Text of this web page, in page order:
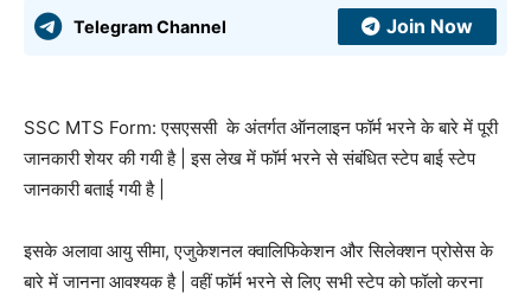
Telegram Channel Join Now
SSC MTS Form: एसएससी के अंतर्गत ऑनलाइन फॉर्म भरने के बारे में पूरी
जानकारी शेयर की गयी है | इस लेख में फॉर्म भरने से संबंधित स्टेप बाई स्टेप
जानकारी बताई गयी है |
इसके अलावा आयु सीमा, एजुकेशनल क्वालिफिकेशन और सिलेक्शन प्रोसेस के
बारे में जानना आवश्यक है | वहीं फॉर्म भरने से लिए सभी स्टेप को फॉलो करना